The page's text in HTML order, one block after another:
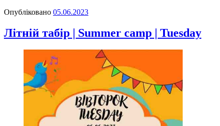
Опубліковано 05.06.2023
Літній табір | Summer camp | Tuesday